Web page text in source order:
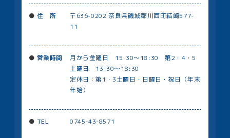
住 所
〒636-0202 奈良県磯城郡川⻄町結崎577-
11
営業時間
月から金曜日 15:30～18:30 第2・4・5
土曜日 13:30～18:30
定休日：第1・3土曜日・日曜日・祝日（年末
年始）
TEL 0745-43-8571